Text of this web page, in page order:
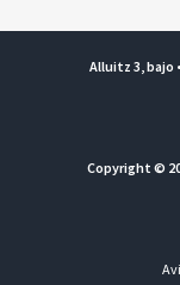
Alluitz 3, bajo
Copyright ©